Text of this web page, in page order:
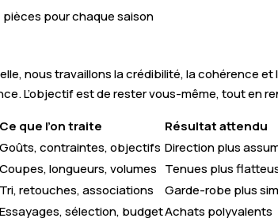
pour chaque saison
nous travaillons la crédibilité, la cohérence
L’objectif est de rester vous-même, tout en
Ce que l’on traite
Résultat attendu
Goûts, contraintes, objectifs Direction plus
Coupes, longueurs, volumes Tenues plus
Tri, retouches, associations
Garde-robe plus
Essayages, sélection, budgetAchats polyvalents